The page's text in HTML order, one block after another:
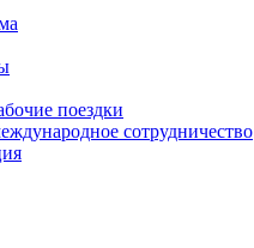
поездки
сотрудничество